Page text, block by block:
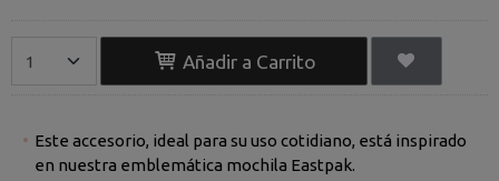
Añadir a Carrito
Este accesorio, ideal para su uso cotidiano, está inspirado
en nuestra emblemática mochila Eastpak.